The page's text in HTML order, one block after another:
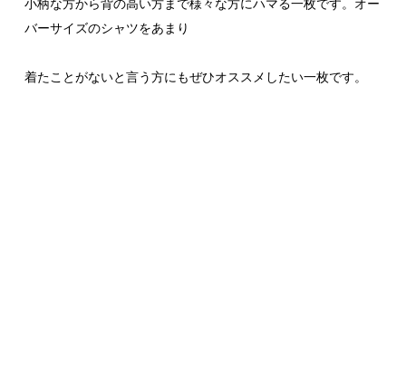
小柄な方から背の高い方まで様々な方にハマる一枚です。オー
バーサイズのシャツをあまり
着たことがないと言う方にもぜひオススメしたい一枚です。